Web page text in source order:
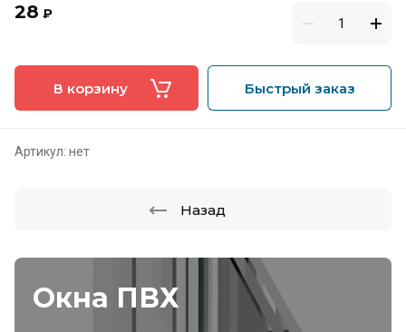
Окна ПВХ
28 ₽
В корзину Быстрый заказ
Артикул: нет
Назад